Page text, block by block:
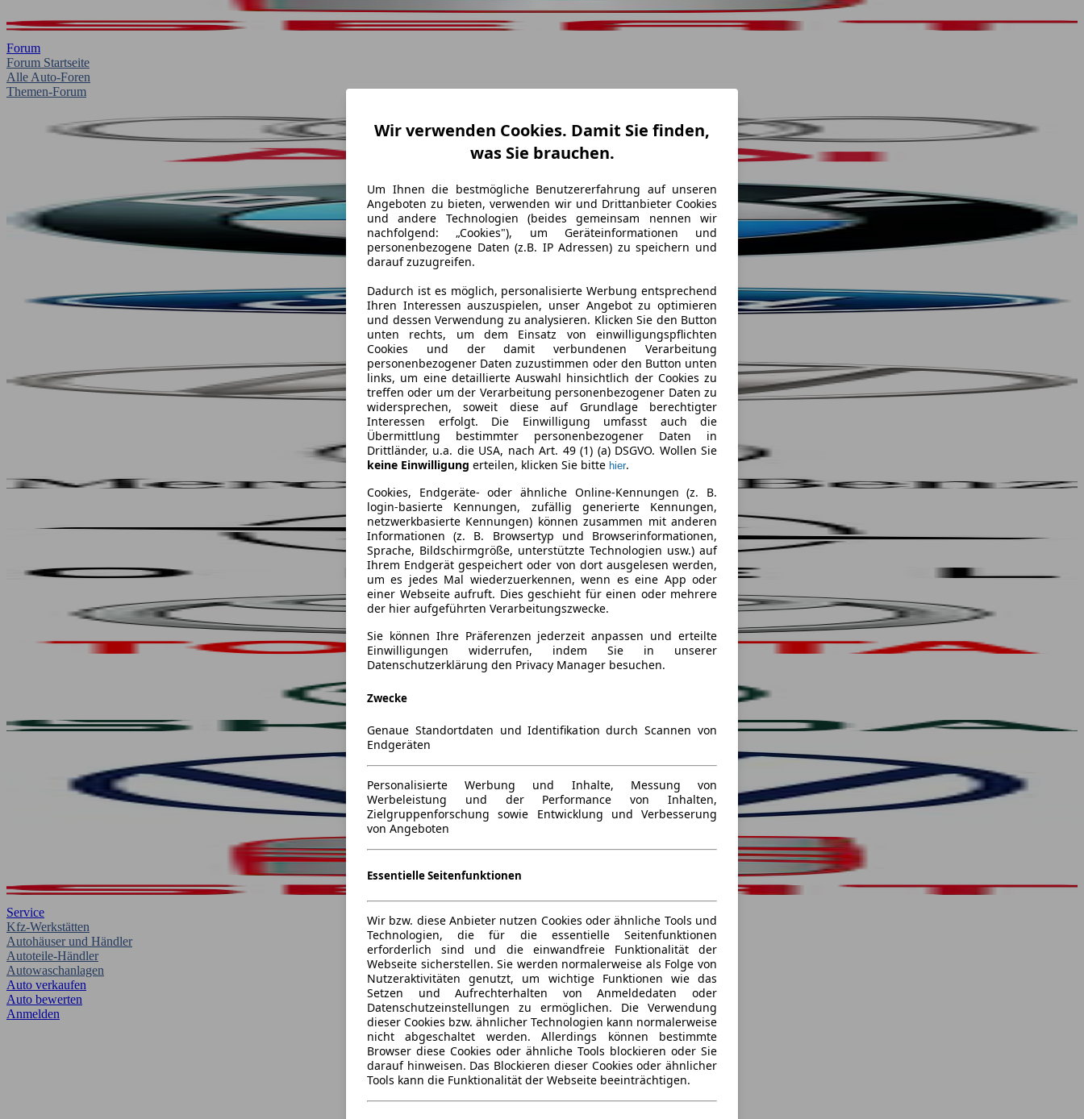
Forum
Forum Startseite
Alle Auto-Foren
Themen-Forum
Service
Kfz-Werkstätten
Autohäuser und Händler
Autoteile-Händler
Autowaschanlagen
Auto verkaufen
Auto bewerten
Anmelden
Wir verwenden Cookies. Damit Sie finden,
was Sie brauchen.
Um Ihnen die bestmögliche Benutzererfahrung auf unseren
Angeboten zu bieten, verwenden wir und Drittanbieter Cookies
und andere Technologien (beides gemeinsam nennen wir
nachfolgend: „Cookies"), um Geräteinformationen und
personenbezogene Daten (z.B. IP Adressen) zu speichern und
darauf zuzugreifen.
Dadurch ist es möglich, personalisierte Werbung entsprechend
Ihren Interessen auszuspielen, unser Angebot zu optimieren
und dessen Verwendung zu analysieren. Klicken Sie den Button
unten rechts, um dem Einsatz von einwilligungspflichten
Cookies und der damit verbundenen Verarbeitung
personenbezogener Daten zuzustimmen oder den Button unten
links, um eine detaillierte Auswahl hinsichtlich der Cookies zu
treffen oder um der Verarbeitung personenbezogener Daten zu
widersprechen, soweit diese auf Grundlage berechtigter
Interessen erfolgt. Die Einwilligung umfasst auch die
Übermittlung bestimmter personenbezogener Daten in
Drittländer, u.a. die USA, nach Art. 49 (1) (a) DSGVO. Wollen Sie
keine Einwilligung erteilen, klicken Sie bitte hier.
Cookies, Endgeräte- oder ähnliche Online-Kennungen (z. B.
login-basierte Kennungen, zufällig generierte Kennungen,
netzwerkbasierte Kennungen) können zusammen mit anderen
Informationen (z. B. Browsertyp und Browserinformationen,
Sprache, Bildschirmgröße, unterstützte Technologien usw.) auf
Ihrem Endgerät gespeichert oder von dort ausgelesen werden,
um es jedes Mal wiederzuerkennen, wenn es eine App oder
einer Webseite aufruft. Dies geschieht für einen oder mehrere
der hier aufgeführten Verarbeitungszwecke.
Sie können Ihre Präferenzen jederzeit anpassen und erteilte
Einwilligungen widerrufen, indem Sie in unserer
Datenschutzerklärung den Privacy Manager besuchen.
Zwecke
Genaue Standortdaten und Identifikation durch Scannen von
Endgeräten
Personalisierte Werbung und Inhalte, Messung von
Werbeleistung und der Performance von Inhalten,
Zielgruppenforschung sowie Entwicklung und Verbesserung
von Angeboten
Essentielle Seitenfunktionen
Wir bzw. diese Anbieter nutzen Cookies oder ähnliche Tools und
Technologien, die für die essentielle Seitenfunktionen
erforderlich sind und die einwandfreie Funktionalität der
Webseite sicherstellen. Sie werden normalerweise als Folge von
Nutzeraktivitäten genutzt, um wichtige Funktionen wie das
Setzen und Aufrechterhalten von Anmeldedaten oder
Datenschutzeinstellungen zu ermöglichen. Die Verwendung
dieser Cookies bzw. ähnlicher Technologien kann normalerweise
nicht abgeschaltet werden. Allerdings können bestimmte
Browser diese Cookies oder ähnliche Tools blockieren oder Sie
darauf hinweisen. Das Blockieren dieser Cookies oder ähnlicher
Tools kann die Funktionalität der Webseite beeinträchtigen.